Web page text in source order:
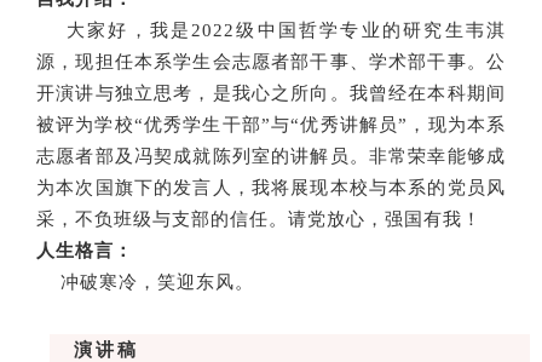
大家好，我是2022级中国哲学专业的研究生韦淇
源，现担任本系学生会志愿者部干事、学术部干事。公
开演讲与独立思考，是我心之所向。我曾经在本科期间
被评为学校“优秀学生干部”与“优秀讲解员”，现为本系
志愿者部及冯契成就陈列室的讲解员。非常荣幸能够成
为本次国旗下的发言人，我将展现本校与本系的党员风
采，不负班级与支部的信任。请党放心，强国有我！
人生格言：
冲破寒冷，笑迎东风。
演讲稿